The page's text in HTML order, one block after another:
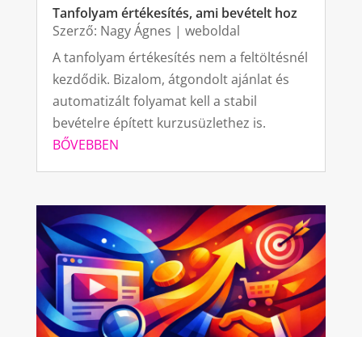
Tanfolyam értékesítés, ami bevételt hoz
Szerző: Nagy Ágnes | weboldal
A tanfolyam értékesítés nem a feltöltésnél
kezdődik. Bizalom, átgondolt ajánlat és
automatizált folyamat kell a stabil
bevételre épített kurzusüzlethez is.
BŐVEBBEN